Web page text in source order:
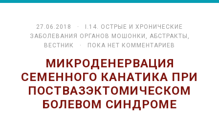
27.06.2018 ·
I.14. ОСТРЫЕ И ХРОНИЧЕСКИЕ
ЗАБОЛЕВАНИЯ ОРГАНОВ МОШОНКИ , АБСТРАКТЫ ,
ВЕСТНИК
· ПОКА НЕТ КОММЕНТАРИЕВ
МИКРОДЕНЕРВАЦИЯ
СЕМЕННОГО КАНАТИКА ПРИ
ПОСТВАЗЭКТОМИЧЕСКОМ
БОЛЕВОМ СИНДРОМЕ